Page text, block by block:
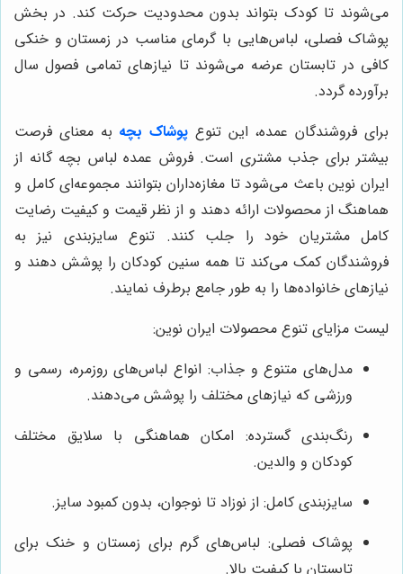
می‌شوند تا کودک بتواند بدون محدودیت حرکت کند. در بخش
پوشاک فصلی، لباس‌هایی با گرمای مناسب در زمستان و خنکی
کافی در تابستان عرضه می‌شوند تا نیازهای تمامی فصول سال
برآورده گردد.
برای فروشندگان عمده، این تنوع پوشاک بچه به معنای فرصت
بیشتر برای جذب مشتری است. فروش عمده لباس بچه گانه از
ایران نوین باعث می‌شود تا مغازه‌داران بتوانند مجموعه‌ای کامل و
هماهنگ از محصولات ارائه دهند و از نظر قیمت و کیفیت رضایت
کامل مشتریان خود را جلب کنند. تنوع سایزبندی نیز به
فروشندگان کمک می‌کند تا همه سنین کودکان را پوشش دهند و
نیازهای خانواده‌ها را به طور جامع برطرف نمایند.
لیست مزایای تنوع محصولات ایران نوین:
مدل‌های متنوع و جذاب: انواع لباس‌های روزمره، رسمی و
ورزشی که نیازهای مختلف را پوشش می‌دهند.
رنگ‌بندی گسترده: امکان هماهنگی با سلایق مختلف
کودکان و والدین.
سایزبندی کامل: از نوزاد تا نوجوان، بدون کمبود سایز.
پوشاک فصلی: لباس‌های گرم برای زمستان و خنک برای
تابستان با کیفیت بالا.